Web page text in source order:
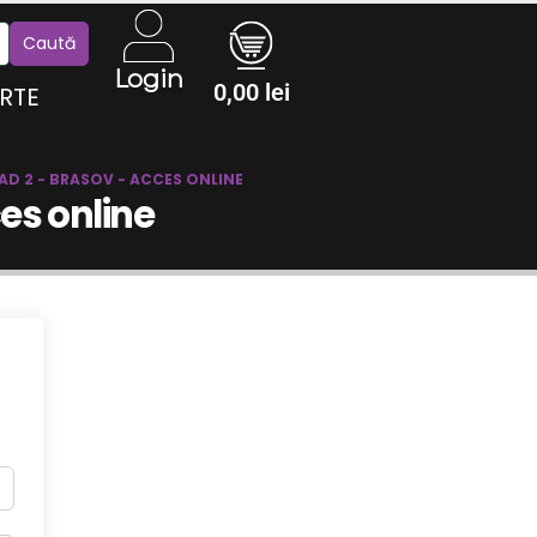
Login 0,00 lei
2 - BRASOV - ACCES ONLINE
online